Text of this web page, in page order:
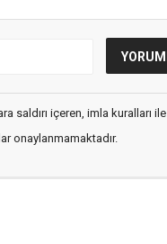
saldırı içeren, imla kuralları ile
onaylanmamaktadır.